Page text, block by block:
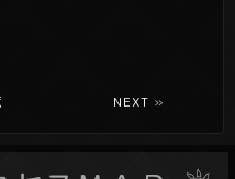
NEXT »